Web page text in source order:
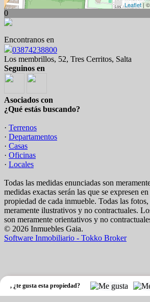
, ¿te gusta esta propiedad?
Leaflet| ©
0
Encontranos en
03874238800
Los membrillos, 52, Tres Cerritos, Salta
Seguinos en
Asociados con
¿Qué estás buscando?
· Terrenos
· Departamentos
· Casas
· Oficinas
· Locales
Todas las medidas enunciadas son
medidas exactas serán las que se expresen
propiedad de cada inmueble. Todas las
meramente ilustrativos y no contractuales.
son meramente orientativos y no
© 2026 Inmuebles Gaia.
Software Inmobiliario - Tokko Broker